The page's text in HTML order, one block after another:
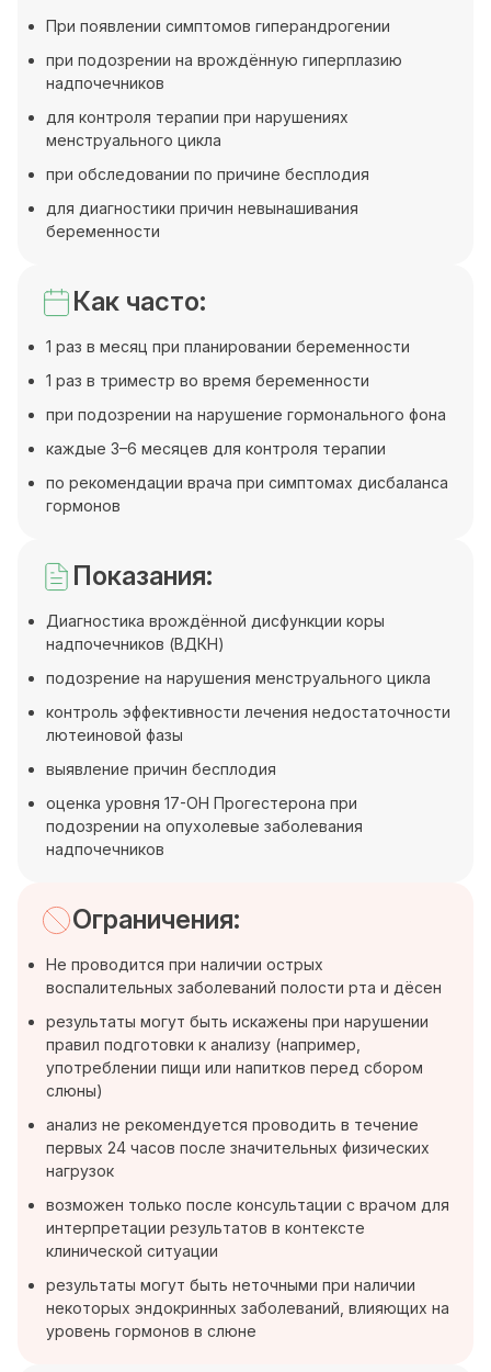
При появлении симптомов гиперандрогении
при подозрении на врождённую гиперплазию
надпочечников
для контроля терапии при нарушениях
менструального цикла
при обследовании по причине бесплодия
для диагностики причин невынашивания
беременности
Как часто:
1 раз в месяц при планировании беременности
1 раз в триместр во время беременности
при подозрении на нарушение гормонального фона
каждые 3–6 месяцев для контроля терапии
по рекомендации врача при симптомах дисбаланса
гормонов
Показания:
Диагностика врождённой дисфункции коры
надпочечников (ВДКН)
подозрение на нарушения менструального цикла
контроль эффективности лечения недостаточности
лютеиновой фазы
выявление причин бесплодия
оценка уровня 17-OH Прогестерона при
подозрении на опухолевые заболевания
надпочечников
Ограничения:
Не проводится при наличии острых
воспалительных заболеваний полости рта и дёсен
результаты могут быть искажены при нарушении
правил подготовки к анализу (например,
употреблении пищи или напитков перед сбором
слюны)
анализ не рекомендуется проводить в течение
первых 24 часов после значительных физических
нагрузок
возможен только после консультации с врачом для
интерпретации результатов в контексте
клинической ситуации
результаты могут быть неточными при наличии
некоторых эндокринных заболеваний, влияющих на
уровень гормонов в слюне